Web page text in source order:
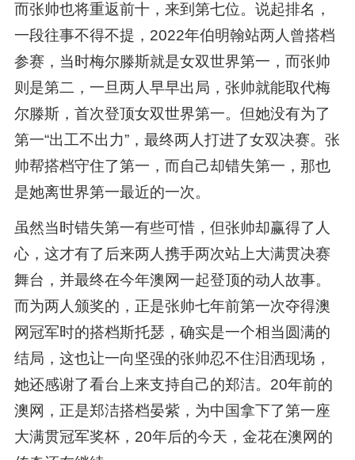
而张帅也将重返前十，来到第七位。说起排名，
一段往事不得不提，2022年伯明翰站两人曾搭档
参赛，当时梅尔滕斯就是女双世界第一，而张帅
则是第二，一旦两人早早出局，张帅就能取代梅
尔滕斯，首次登顶女双世界第一。但她没有为了
第一“出工不出力”，最终两人打进了女双决赛。张
帅帮搭档守住了第一，而自己却错失第一，那也
是她离世界第一最近的一次。
虽然当时错失第一有些可惜，但张帅却赢得了人
心，这才有了后来两人携手两次站上大满贯决赛
舞台，并最终在今年澳网一起登顶的动人故事。
而为两人颁奖的，正是张帅七年前第一次夺得澳
网冠军时的搭档斯托瑟，确实是一个相当圆满的
结局，这也让一向坚强的张帅忍不住泪洒现场，
她还感谢了看台上来支持自己的郑洁。20年前的
澳网，正是郑洁搭档晏紫，为中国拿下了第一座
大满贯冠军奖杯，20年后的今天，金花在澳网的